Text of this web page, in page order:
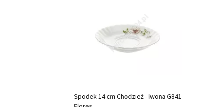
Spodek 14 cm Chodzież - Iwona G841